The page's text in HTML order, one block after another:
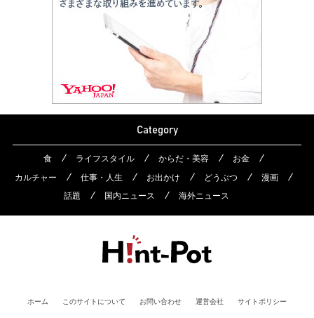
Category
食 ライフスタイル からだ・美容
お金
カルチャー
仕事・人生 お出かけ どうぶつ
漫画
話題
国内ニュース 海外ニュース
ホーム このサイトについて お問い合わせ 運営会社 サイトポリシー